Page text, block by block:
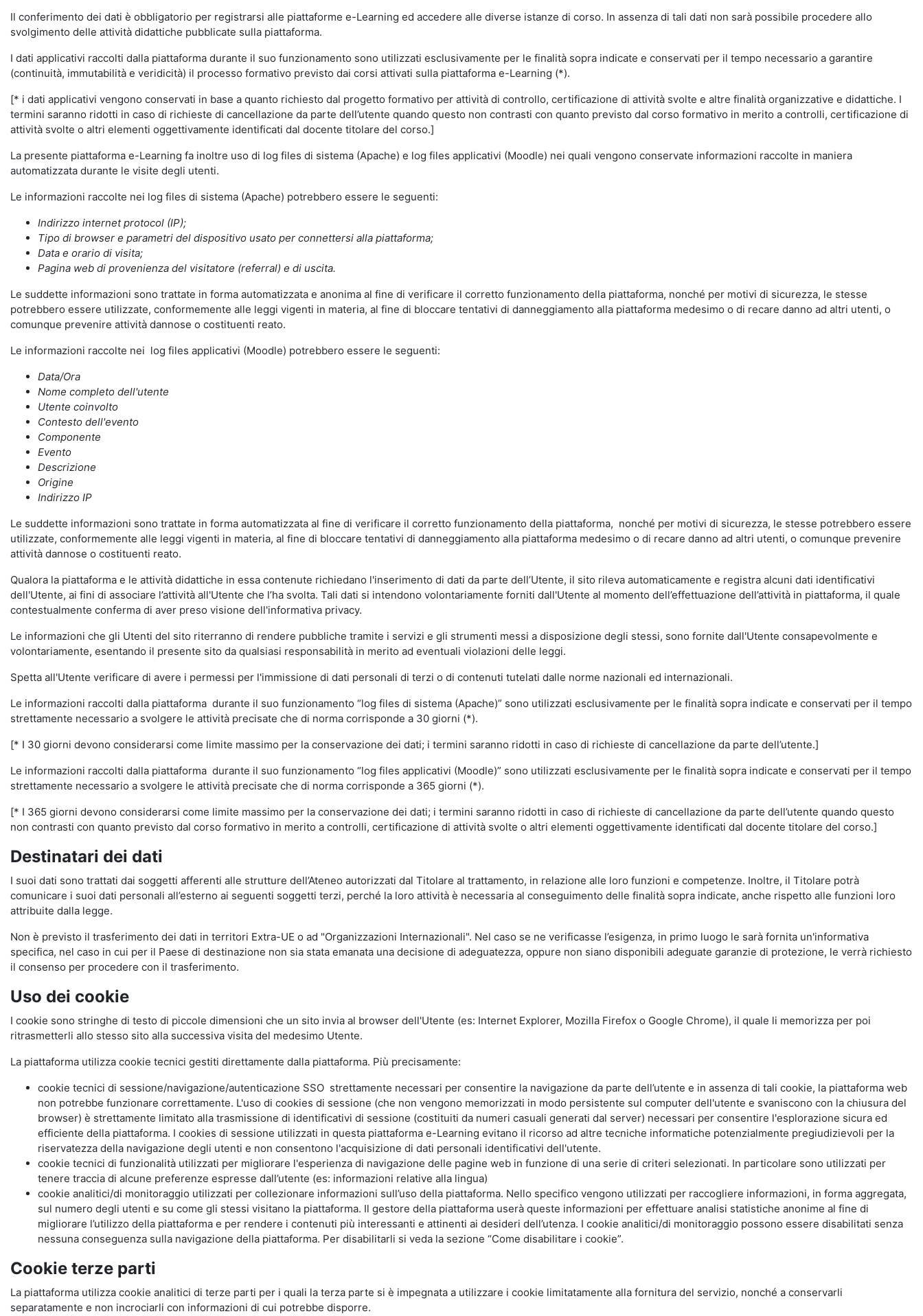
Il conferimento dei dati è obbligatorio per registrarsi alle piattaforme e-Learning ed accedere alle diverse istanze di corso. In assenza di tali dati non sarà possibile procedere allo
svolgimento delle attività didattiche pubblicate sulla piattaforma.
I dati applicativi raccolti dalla piattaforma durante il suo funzionamento sono utilizzati esclusivamente per le finalità sopra indicate e conservati per il tempo necessario a garantire
(continuità, immutabilità e veridicità) il processo formativo previsto dai corsi attivati sulla piattaforma e-Learning (*).
[* i dati applicativi vengono conservati in base a quanto richiesto dal progetto formativo per attività di controllo, certificazione di attività svolte e altre finalità organizzative e didattiche. I
termini saranno ridotti in caso di richieste di cancellazione da parte dell’utente quando questo non contrasti con quanto previsto dal corso formativo in merito a controlli, certificazione di
attività svolte o altri elementi oggettivamente identificati dal docente titolare del corso.]
La presente piattaforma e-Learning fa inoltre uso di log files di sistema (Apache) e log files applicativi (Moodle) nei quali vengono conservate informazioni raccolte in maniera
automatizzata durante le visite degli utenti.
Le informazioni raccolte nei log files di sistema (Apache) potrebbero essere le seguenti:
Indirizzo internet protocol (IP);
Tipo di browser e parametri del dispositivo usato per connettersi alla piattaforma;
Data e orario di visita;
Pagina web di provenienza del visitatore (referral) e di uscita.
Le suddette informazioni sono trattate in forma automatizzata e anonima al fine di verificare il corretto funzionamento della piattaforma, nonché per motivi di sicurezza, le stesse
potrebbero essere utilizzate, conformemente alle leggi vigenti in materia, al fine di bloccare tentativi di danneggiamento alla piattaforma medesimo o di recare danno ad altri utenti, o
comunque prevenire attività dannose o costituenti reato.
Le informazioni raccolte nei log files applicativi (Moodle) potrebbero essere le seguenti:
Data/Ora
Nome completo dell'utente
Utente coinvolto
Contesto dell'evento
Componente
Evento
Descrizione
Origine
Indirizzo IP
Le suddette informazioni sono trattate in forma automatizzata al fine di verificare il corretto funzionamento della piattaforma, nonché per motivi di sicurezza, le stesse potrebbero essere
utilizzate, conformemente alle leggi vigenti in materia, al fine di bloccare tentativi di danneggiamento alla piattaforma medesimo o di recare danno ad altri utenti, o comunque prevenire
attività dannose o costituenti reato.
Qualora la piattaforma e le attività didattiche in essa contenute richiedano l'inserimento di dati da parte dell’Utente, il sito rileva automaticamente e registra alcuni dati identificativi
dell'Utente, ai fini di associare l’attività all'Utente che l’ha svolta. Tali dati si intendono volontariamente forniti dall'Utente al momento dell’effettuazione dell’attività in piattaforma, il quale
contestualmente conferma di aver preso visione dell'informativa privacy.
Le informazioni che gli Utenti del sito riterranno di rendere pubbliche tramite i servizi e gli strumenti messi a disposizione degli stessi, sono fornite dall'Utente consapevolmente e
volontariamente, esentando il presente sito da qualsiasi responsabilità in merito ad eventuali violazioni delle leggi.
Spetta all'Utente verificare di avere i permessi per l'immissione di dati personali di terzi o di contenuti tutelati dalle norme nazionali ed internazionali.
Le informazioni raccolti dalla piattaforma durante il suo funzionamento “log files di sistema (Apache)” sono utilizzati esclusivamente per le finalità sopra indicate e conservati per il tempo
strettamente necessario a svolgere le attività precisate che di norma corrisponde a 30 giorni (*).
[* I 30 giorni devono considerarsi come limite massimo per la conservazione dei dati; i termini saranno ridotti in caso di richieste di cancellazione da parte dell’utente.]
Le informazioni raccolti dalla piattaforma durante il suo funzionamento “log files applicativi (Moodle)” sono utilizzati esclusivamente per le finalità sopra indicate e conservati per il tempo
strettamente necessario a svolgere le attività precisate che di norma corrisponde a 365 giorni (*).
[* I 365 giorni devono considerarsi come limite massimo per la conservazione dei dati; i termini saranno ridotti in caso di richieste di cancellazione da parte dell’utente quando questo
non contrasti con quanto previsto dal corso formativo in merito a controlli, certificazione di attività svolte o altri elementi oggettivamente identificati dal docente titolare del corso.]
Destinatari dei dati
I suoi dati sono trattati dai soggetti afferenti alle strutture dell’Ateneo autorizzati dal Titolare al trattamento, in relazione alle loro funzioni e competenze. Inoltre, il Titolare potrà
comunicare i suoi dati personali all’esterno ai seguenti soggetti terzi, perché la loro attività è necessaria al conseguimento delle finalità sopra indicate, anche rispetto alle funzioni loro
attribuite dalla legge.
Non è previsto il trasferimento dei dati in territori Extra-UE o ad "Organizzazioni Internazionali". Nel caso se ne verificasse l’esigenza, in primo luogo le sarà fornita un'informativa
specifica, nel caso in cui per il Paese di destinazione non sia stata emanata una decisione di adeguatezza, oppure non siano disponibili adeguate garanzie di protezione, le verrà richiesto
il consenso per procedere con il trasferimento.
Uso dei cookie
I cookie sono stringhe di testo di piccole dimensioni che un sito invia al browser dell'Utente (es: Internet Explorer, Mozilla Firefox o Google Chrome), il quale li memorizza per poi
ritrasmetterli allo stesso sito alla successiva visita del medesimo Utente.
La piattaforma utilizza cookie tecnici gestiti direttamente dalla piattaforma. Più precisamente:
cookie tecnici di sessione/navigazione/autenticazione SSO strettamente necessari per consentire la navigazione da parte dell’utente e in assenza di tali cookie, la piattaforma web
non potrebbe funzionare correttamente. L'uso di cookies di sessione (che non vengono memorizzati in modo persistente sul computer dell'utente e svaniscono con la chiusura del
browser) è strettamente limitato alla trasmissione di identificativi di sessione (costituiti da numeri casuali generati dal server) necessari per consentire l'esplorazione sicura ed
efficiente della piattaforma. I cookies di sessione utilizzati in questa piattaforma e-Learning evitano il ricorso ad altre tecniche informatiche potenzialmente pregiudizievoli per la
riservatezza della navigazione degli utenti e non consentono l'acquisizione di dati personali identificativi dell'utente.
cookie tecnici di funzionalità utilizzati per migliorare l'esperienza di navigazione delle pagine web in funzione di una serie di criteri selezionati. In particolare sono utilizzati per
tenere traccia di alcune preferenze espresse dall’utente (es: informazioni relative alla lingua)
cookie analitici/di monitoraggio utilizzati per collezionare informazioni sull’uso della piattaforma. Nello specifico vengono utilizzati per raccogliere informazioni, in forma aggregata,
sul numero degli utenti e su come gli stessi visitano la piattaforma. Il gestore della piattaforma userà queste informazioni per effettuare analisi statistiche anonime al fine di
migliorare l’utilizzo della piattaforma e per rendere i contenuti più interessanti e attinenti ai desideri dell’utenza. I cookie analitici/di monitoraggio possono essere disabilitati senza
nessuna conseguenza sulla navigazione della piattaforma. Per disabilitarli si veda la sezione “Come disabilitare i cookie”.
Cookie terze parti
La piattaforma utilizza cookie analitici di terze parti per i quali la terza parte si è impegnata a utilizzare i cookie limitatamente alla fornitura del servizio, nonché a conservarli
separatamente e non incrociarli con informazioni di cui potrebbe disporre.